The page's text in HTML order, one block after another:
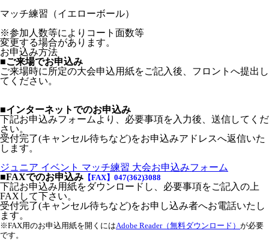
マッチ練習（イエローボール）
※参加人数等によりコート面数等
変更する場合があります。
お申込み方法
■ご来場でお申込み
ご来場時に所定の大会申込用紙をご記入後、フロントへ提出し
てください。
■インターネットでのお申込み
下記お申込みフォームより、必要事項を入力後、送信してくだ
さい。
受付完了(キャンセル待ちなど)をお申込みアドレスへ返信いた
します。
ジュニア イベント マッチ練習 大会お申込みフォーム
■FAXでのお申込み 【FAX】047(362)3088
下記お申込み用紙をダウンロードし、必要事項をご記入の上
FAXして下さい。
受付完了(キャンセル待ちなど)をお申し込み者へお電話いたし
ます。
※FAX用のお申込用紙を開くにはAdobe Reader（無料ダウンロード） が必要
です。